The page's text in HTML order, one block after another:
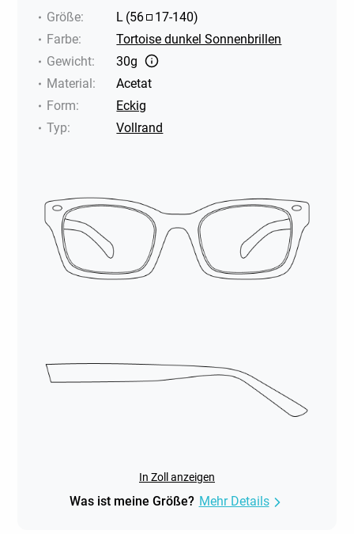
Größe: L (56 17-140)
Farbe:
Tortoise dunkel Sonnenbrillen
Gewicht:
30g
Material:
Acetat
Form:
Eckig
Typ: Vollrand
In Zoll anzeigen
Was ist meine Größe? Mehr Details